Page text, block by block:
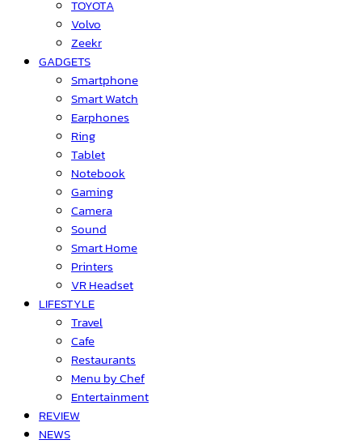
TOYOTA
Volvo
Zeekr
GADGETS
Smartphone
Smart Watch
Earphones
Ring
Tablet
Notebook
Gaming
Camera
Sound
Smart Home
Printers
VR Headset
LIFESTYLE
Travel
Cafe
Restaurants
Menu by Chef
Entertainment
REVIEW
NEWS